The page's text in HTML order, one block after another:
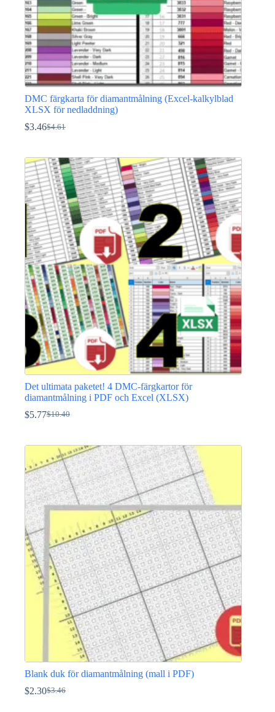
DMC färgkarta för diamantmålning (Excel-kalkylblad
XLSX för nedladdning)
$4.61
Det
var:
$4.61.
$3.46Det
är:
$3.46.
Det ultimata paketet! 4 DMC-färgkartor för
diamantmålning i PDF och Excel (XLSX)
$10.40
Det
var:
$10.40.
$5.77Det
$5.77.
Blank duk för diamantmålning (mall i PDF)
$3.46
Det
$2.30Det